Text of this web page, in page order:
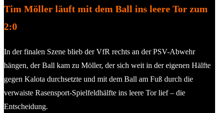
Tim Möller läuft mit dem Ball ins leere Tor zum
2:0
In der finalen Szene blieb der VfR rechts an der PSV-Abwehr
hängen, der Ball kam zu Möller, der sich weit in der eigenen Hälfte
gegen Kalota durchsetzte und mit dem Ball am Fuß durch die
verwaiste Rasensport-Spielfeldhälfte ins leere Tor lief – die
Entscheidung.